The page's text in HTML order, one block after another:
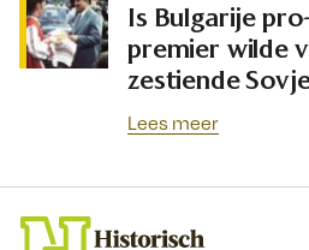
Is Bulgarije
premier wilde
zestiende
Lees meer